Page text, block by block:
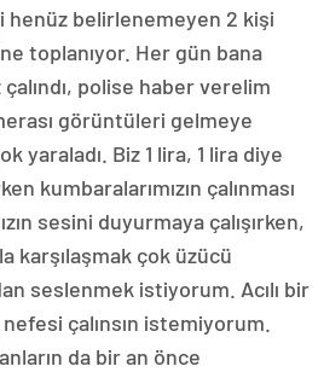
henüz belirlenemeyen 2 kişi
toplanıyor. Her gün bana
polise haber verelim
görüntüleri gelmeye
yaraladı. Biz 1 lira, 1 lira diye
kumbaralarımızın çalınması
sesini duyurmaya çalışırken,
karşılaşmak çok üzücü
seslenmek istiyorum. Acılı bir
çalınsın istemiyorum.
da bir an önce